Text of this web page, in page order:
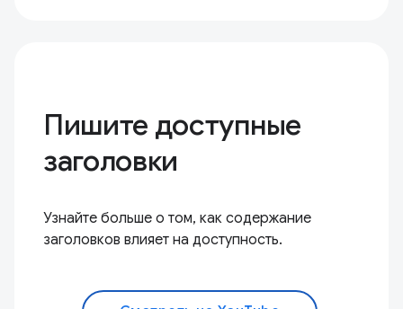
Пишите доступные
заголовки
Узнайте больше о том, как содержание
заголовков влияет на доступность.